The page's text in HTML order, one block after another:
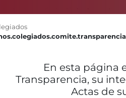
En esta página
Transparencia, su
Actas de